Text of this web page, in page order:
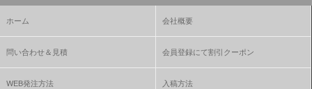
ホーム 会社概要
問い合わせ＆見積 会員登録にて割引クーポン
WEB発注方法 入稿方法